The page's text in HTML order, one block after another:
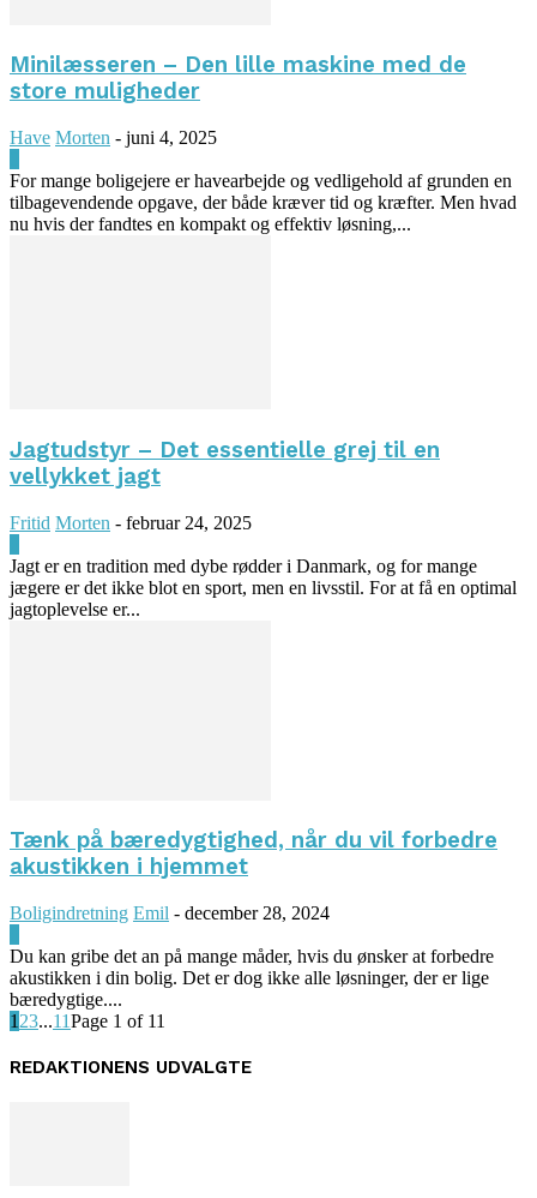
Minilæsseren – Den lille maskine med de
store muligheder
Have Morten - juni 4, 2025
For mange boligejere er havearbejde og vedligehold af grunden en
tilbagevendende opgave, der både kræver tid og kræfter. Men hvad
nu hvis der fandtes en kompakt og effektiv løsning,...
Jagtudstyr – Det essentielle grej til en
vellykket jagt
Fritid Morten - februar 24, 2025
Jagt er en tradition med dybe rødder i Danmark, og for mange
jægere er det ikke blot en sport, men en livsstil. For at få en optimal
jagtoplevelse er...
Tænk på bæredygtighed, når du vil forbedre
akustikken i hjemmet
Boligindretning Emil - december 28, 2024
Du kan gribe det an på mange måder, hvis du ønsker at forbedre
akustikken i din bolig. Det er dog ikke alle løsninger, der er lige
bæredygtige....
1 23...11Page 1 of 11
REDAKTIONENS UDVALGTE